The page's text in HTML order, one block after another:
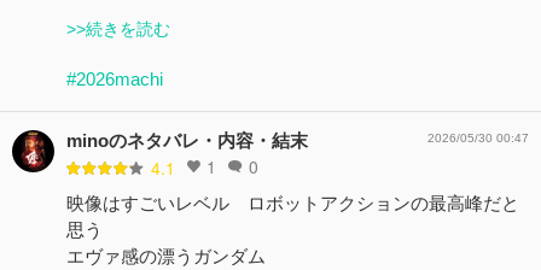
>>続きを読む
#2026machi
minoのネタバレ・内容・結末
4.1 1 0
2026/05/30 00:47
映像はすごいレベル ロボットアクションの最高峰だと
思う
エヴァ感の漂うガンダム